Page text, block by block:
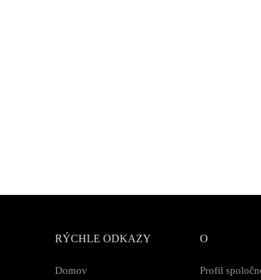
RÝCHLE ODKAZY
Domov
O
Profil